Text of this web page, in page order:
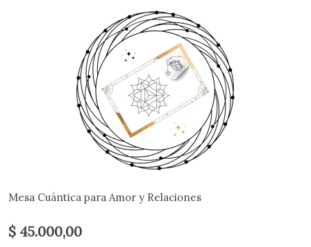
Mesa Cuántica para Amor y Relaciones
$ 45.000,00